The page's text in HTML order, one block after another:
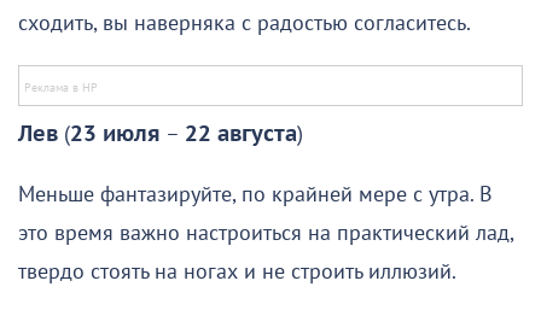
сходить, вы наверняка с радостью согласитесь.
Лев (23 июля – 22 августа)
Меньше фантазируйте, по крайней мере с утра. В
это время важно настроиться на практический лад,
твердо стоять на ногах и не строить иллюзий.